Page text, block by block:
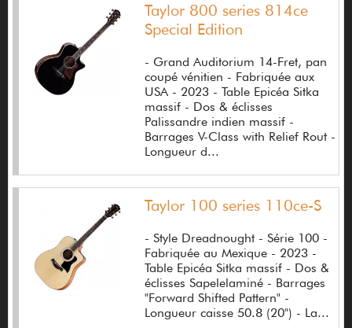
Dave Smith Instruments
Dawner Prince Effects
Dean MarkLey
Death by audio
Defurne Gérard
Degtiarev Ivan
Taylor 800 series 814ce
Special Edition
- Grand Auditorium 14-Fret, pan
coupé vénitien - Fabriquée aux
USA - 2023 - Table Epicéa Sitka
massif - Dos & éclisses
Palissandre indien massif -
Barrages V-Class with Relief Rout -
Longueur d...
Taylor 100 series 110ce-S
- Style Dreadnought - Série 100 -
Fabriquée au Mexique - 2023 -
Table Epicéa Sitka massif - Dos &
éclisses Sapelelaminé - Barrages
"Forward Shifted Pattern" -
Longueur caisse 50.8 (20") - La...